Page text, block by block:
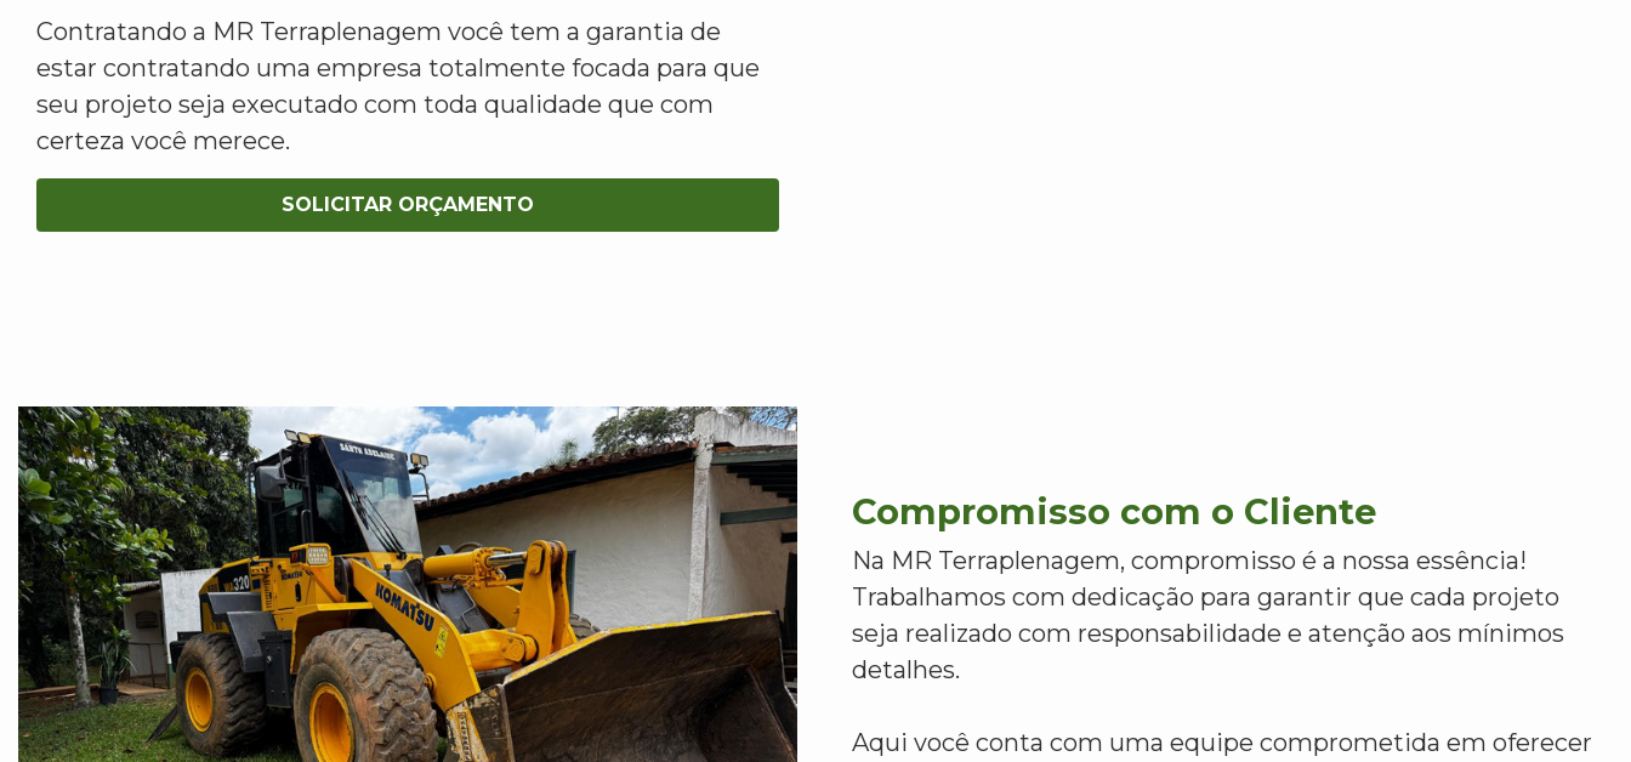
Contratando a MR Terraplenagem você tem a garantia de
estar contratando uma empresa totalmente focada para que
seu projeto seja executado com toda qualidade que com
certeza você merece.
SOLICITAR ORÇAMENTO
Compromisso com o Cliente
Na MR Terraplenagem, compromisso é a nossa essência!
Trabalhamos com dedicação para garantir que cada projeto
seja realizado com responsabilidade e atenção aos mínimos
detalhes.
Aqui você conta com uma equipe comprometida em oferecer